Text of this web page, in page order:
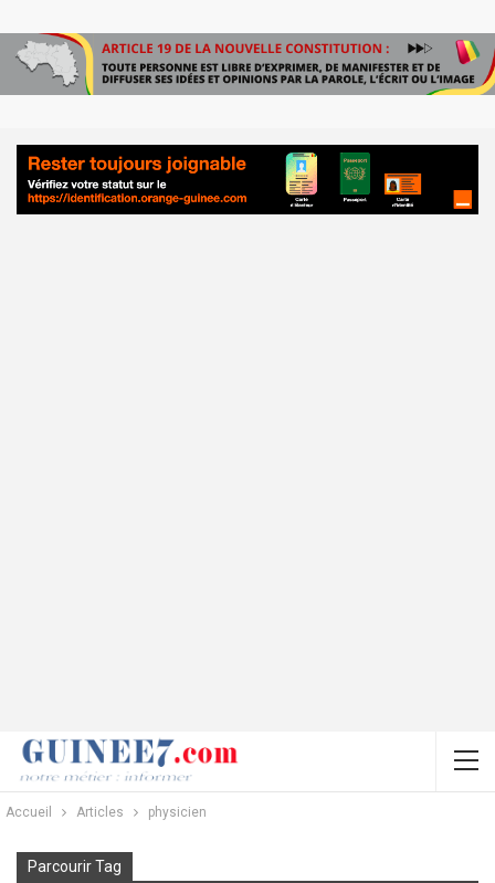
Accueil Articles physicien
Parcourir Tag